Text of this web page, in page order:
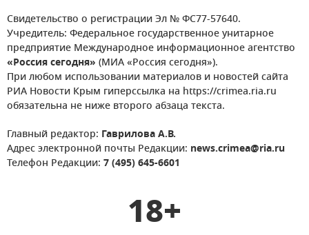
Свидетельство о регистрации Эл № ФС77-57640.
Учредитель: Федеральное государственное унитарное
предприятие Международное информационное агентство
«Россия сегодня» (МИА «Россия сегодня»).
При любом использовании материалов и новостей сайта
РИА Новости Крым гиперссылка на https://crimea.ria.ru
обязательна не ниже второго абзаца текста.
Главный редактор: Гаврилова А.В.
Адрес электронной почты Редакции: news.crimea@ria.ru
Телефон Редакции: 7 (495) 645-6601
18+